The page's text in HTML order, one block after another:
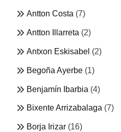
Antton Costa (7)
Antton Illarreta (2)
Antxon Eskisabel (2)
Begoña Ayerbe (1)
Benjamín Ibarbia (4)
Bixente Arrizabalaga (7)
Borja Irizar (16)